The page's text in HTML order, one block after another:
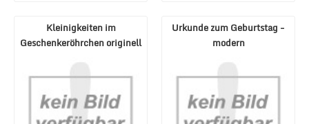
Kleinigkeiten im
Geschenkeröhrchen originell
Urkunde zum Geburtstag -
modern